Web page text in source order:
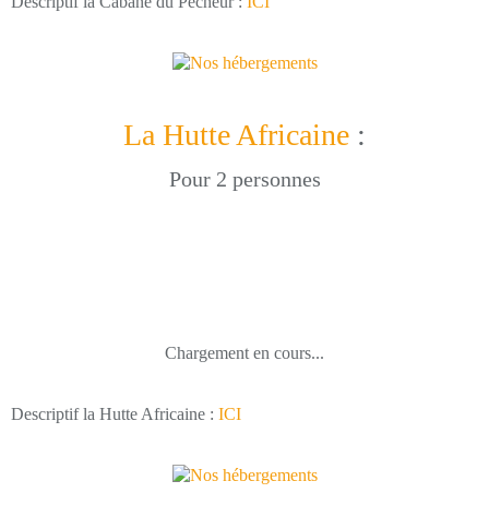
La Hutte Africaine :
Pour 2 personnes
Chargement en cours...
Descriptif la Hutte Africaine : ICI